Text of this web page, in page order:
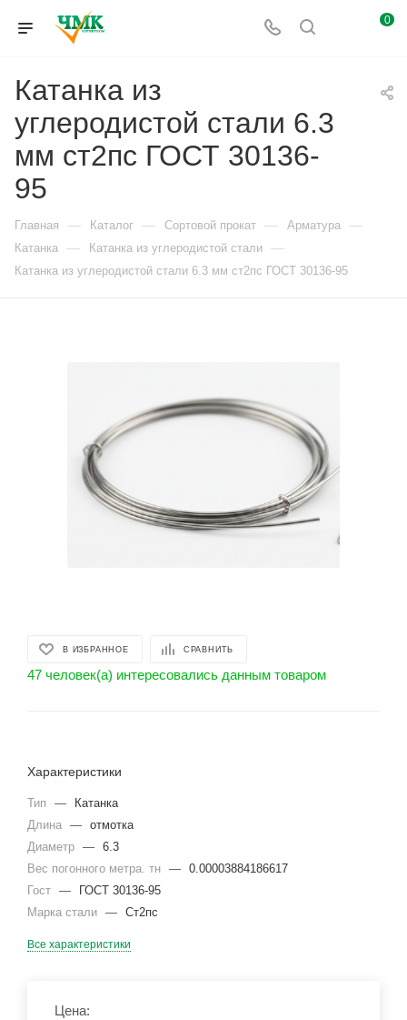
0
Катанка из
углеродистой стали 6.3
мм ст2пс ГОСТ 30136-
95
Главная — Каталог — Сортовой прокат — Арматура —
Катанка — Катанка из углеродистой стали —
Катанка из углеродистой стали 6.3 мм ст2пс ГОСТ 30136-95
В ИЗБРАННОЕ СРАВНИТЬ
47 человек(а) интересовались данным товаром
Характеристики
Тип —
Катанка
Длина — отмотка
Диаметр — 6.3
Вес погонного метра. тн — 0.00003884186617
Гост —
ГОСТ 30136-95
Марка стали — Ст2пс
Все характеристики
Цена: